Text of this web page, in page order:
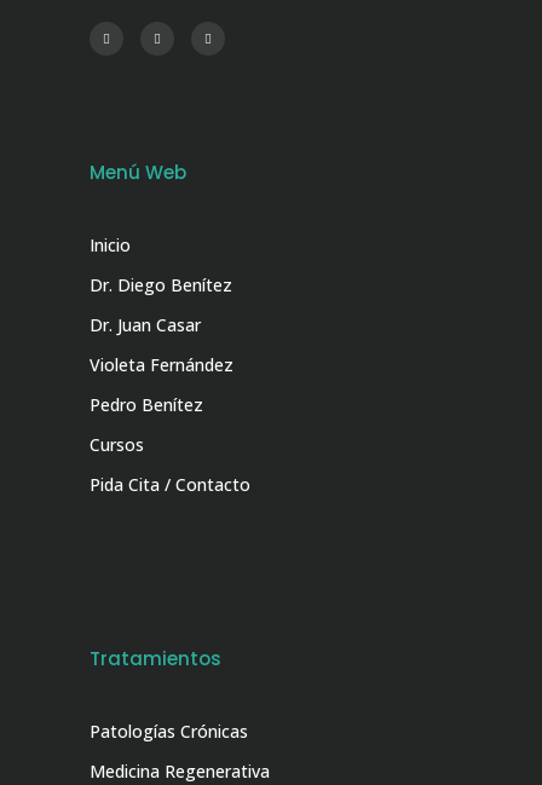
Menú Web
Inicio
Dr. Diego Benítez
Dr. Juan Casar
Violeta Fernández
Pedro Benítez
Cursos
Pida Cita / Contacto
Tratamientos
Patologías Crónicas
Medicina Regenerativa